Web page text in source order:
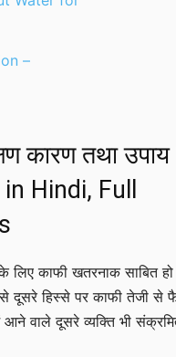
–
कारण तथा उपाय
Hindi, Full
लिए काफी खतरनाक साबित हो
से दूसरे हिस्से पर काफी तेजी से
वाले दूसरे व्यक्ति भी